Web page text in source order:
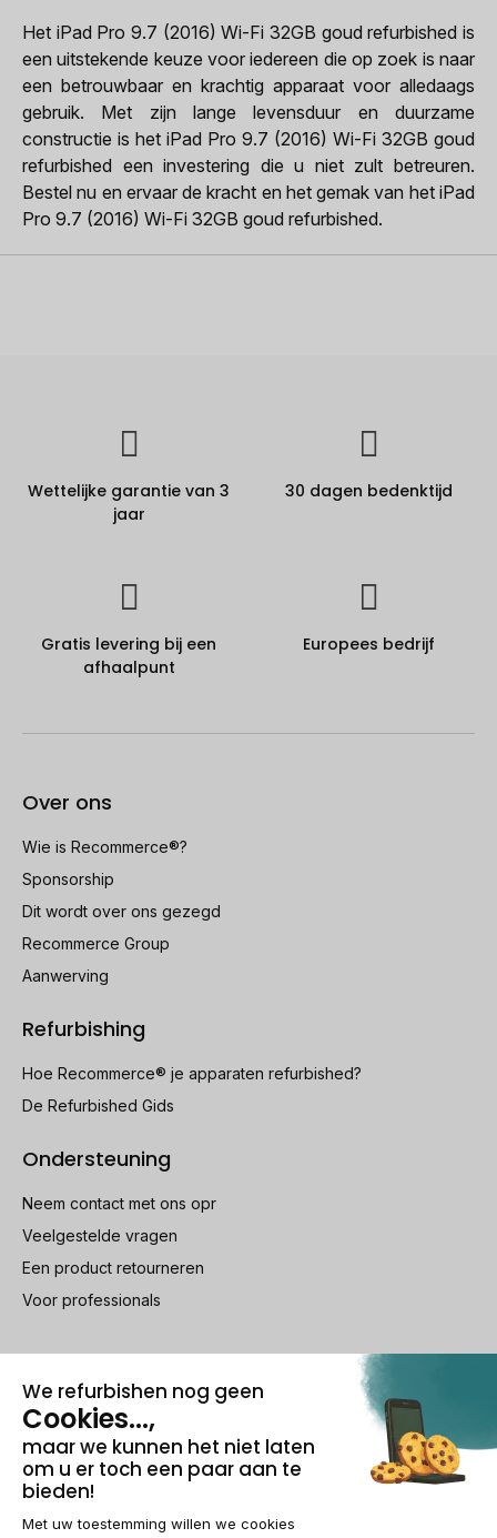
Het iPad Pro 9.7 (2016) Wi-Fi 32GB goud refurbished is
een uitstekende keuze voor iedereen die op zoek is naar
een betrouwbaar en krachtig apparaat voor alledaags
gebruik. Met zijn lange levensduur en duurzame
constructie is het iPad Pro 9.7 (2016) Wi-Fi 32GB goud
refurbished een investering die u niet zult betreuren.
Bestel nu en ervaar de kracht en het gemak van het iPad
Pro 9.7 (2016) Wi-Fi 32GB goud refurbished.
Wettelijke garantie van 3
jaar
30 dagen bedenktijd
Gratis levering bij een
afhaalpunt
Europees bedrijf
Over ons
Wie is Recommerce®?
Sponsorship
Dit wordt over ons gezegd
Recommerce Group
Aanwerving
Refurbishing
Hoe Recommerce® je apparaten refurbished?
De Refurbished Gids
Ondersteuning
Neem contact met ons opr
Veelgestelde vragen
Een product retourneren
Voor professionals
100% beveiligde betaling
Wettelijke vermeldingen & AGBeheer van cookies